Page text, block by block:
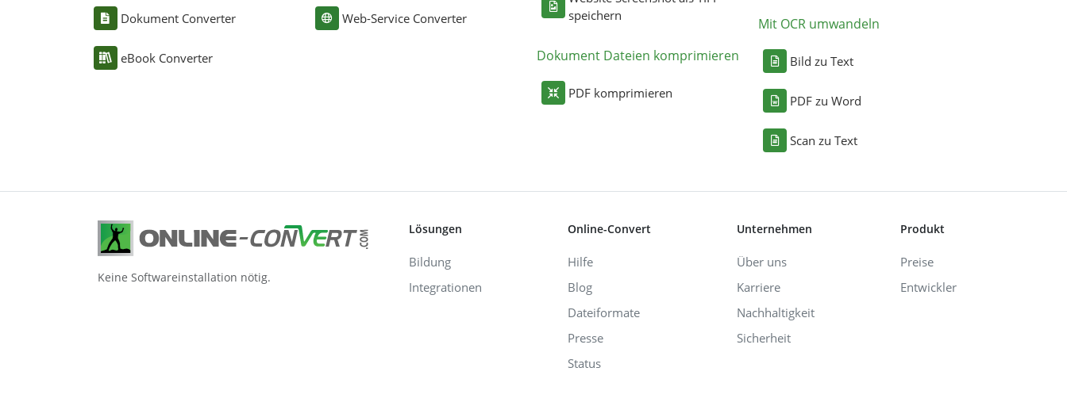
Dokument Converter
eBook Converter
Web-Service Converter
speichern
Dokument Dateien komprimieren
PDF komprimieren
Mit OCR umwandeln
Bild zu Text
PDF zu Word
Scan zu Text
Keine Softwareinstallation nötig.
Lösungen
Bildung
Integrationen
Online-Convert
Hilfe
Blog
Dateiformate
Presse
Status
Unternehmen
Über uns
Karriere
Nachhaltigkeit
Sicherheit
Produkt
Preise
Entwickler